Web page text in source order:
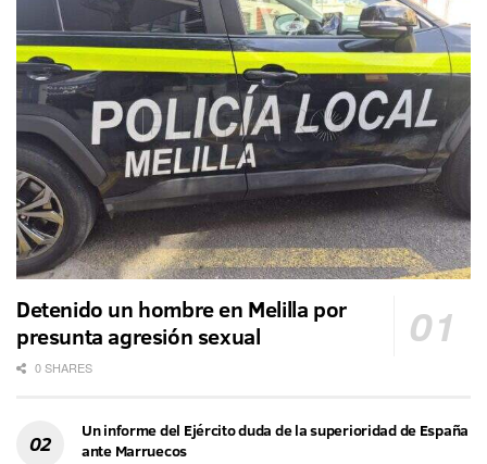
Detenido un hombre en Melilla por
presunta agresión sexual
0 SHARES
Un informe del Ejército duda de la superioridad de España
ante Marruecos